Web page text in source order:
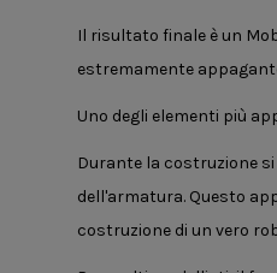
Il risultato finale è un
estremamente
Uno degli elementi più
Durante la costruzione
dell'armatura. Questo
costruzione di un vero